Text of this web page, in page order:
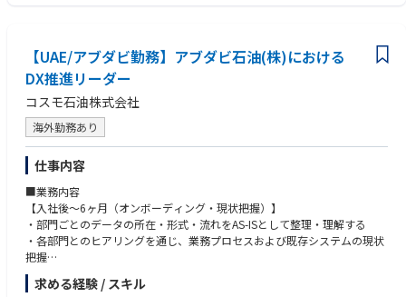
・テクノロジーやスキル向上のための豊富なグローバルリソースの活用
・全ての社員のキャリアを支援するキャリアアドバイザー制度
・風通しが良く、チームワークで仕事を進められる環境
・プロジェクトの新規獲得、立ち上げ経験
・マイクロソフト認定資格、IPA情報処理技術者等の技術資格
・業務での英語によるコミュニケーション
【UAE/アブダビ勤務】アブダビ石油(株)における
DX推進リーダー
コスモ石油株式会社
海外勤務あり
仕事内容
■業務内容
【入社後～6ヶ月（オンボーディング・現状把握）】
・部門ごとのデータの所在・形式・流れをAS-ISとして整理・理解する
・各部門とのヒアリングを通じ、業務プロセスおよび既存システムの現状
把握
・進行中DXプロジェクトの現状把握、およびDX推進ロードマップの作成
求める経験 / スキル